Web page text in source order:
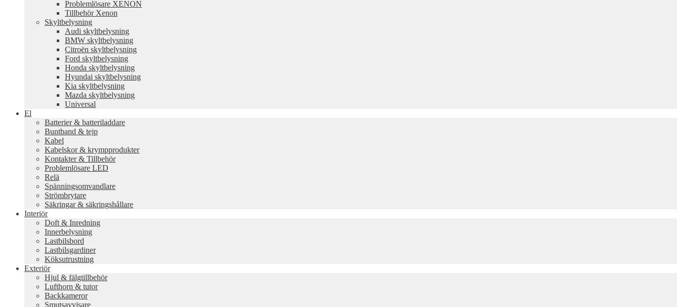
Problemlösare XENON
Tillbehör Xenon
Skyltbelysning
Audi skyltbelysning
BMW skyltbelysning
Citroën skyltbelysning
Ford skyltbelysning
Honda skyltbelysning
Hyundai skyltbelysning
Kia skyltbelysning
Mazda skyltbelysning
Universal
El
Batterier & batteriladdare
Buntband & tejp
Kabel
Kabelskor & krympprodukter
Kontakter & Tillbehör
Problemlösare LED
Relä
Spänningsomvandlare
Strömbrytare
Säkringar & säkringshållare
Interiör
Doft & Inredning
Innerbelysning
Lastbilsbord
Lastbilsgardiner
Köksutrustning
Exteriör
Hjul & fälgtillbehör
Lufthorn & tutor
Backkameror
Smutsavvisare